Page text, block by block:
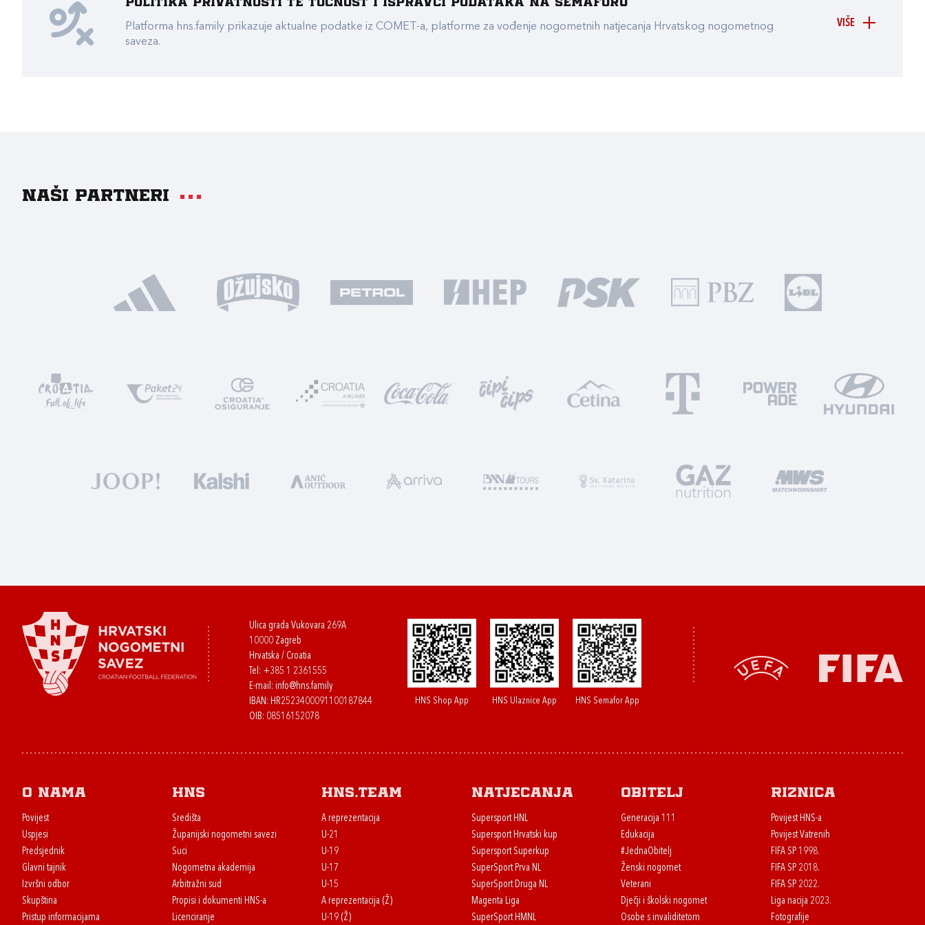
VIŠE
Politika privatnosti te točnost i ispravci podataka na Semaforu
Platforma hns.family prikazuje aktualne podatke iz COMET-a, platforme za vođenje nogometnih natjecanja Hrvatskog nogometnog
saveza.
Naši partneri
Ulica grada Vukovara 269A
10000 Zagreb
Hrvatska / Croatia
Tel: +385 1 2361555
E-mail: info@hns.family
IBAN: HR2523400091100187844
OIB: 08516152078
HNS Shop App HNS Ulaznice App HNS Semafor App
O nama
Povijest
Uspjesi
Predsjednik
Glavni tajnik
Izvršni odbor
Skupština
Pristup informacijama
HNS
Središta
Županijski nogometni savezi
Suci
Nogometna akademija
Arbitražni sud
Propisi i dokumenti HNS-a
Licenciranje
HNS.team
A reprezentacija
U-21
U-19
U-17
U-15
A reprezentacija (Ž)
U-19 (Ž)
Natjecanja
Supersport HNL
Supersport Hrvatski kup
Supersport Superkup
SuperSport Prva NL
SuperSport Druga NL
Magenta Liga
SuperSport HMNL
Obitelj
Generacija 111
Edukacija
#JednaObitelj
Ženski nogomet
Veterani
Dječji i školski nogomet
Osobe s invaliditetom
Riznica
Povijest HNS-a
Povijest Vatrenih
FIFA SP 1998.
FIFA SP 2018.
FIFA SP 2022.
Liga nacija 2023.
Fotografije